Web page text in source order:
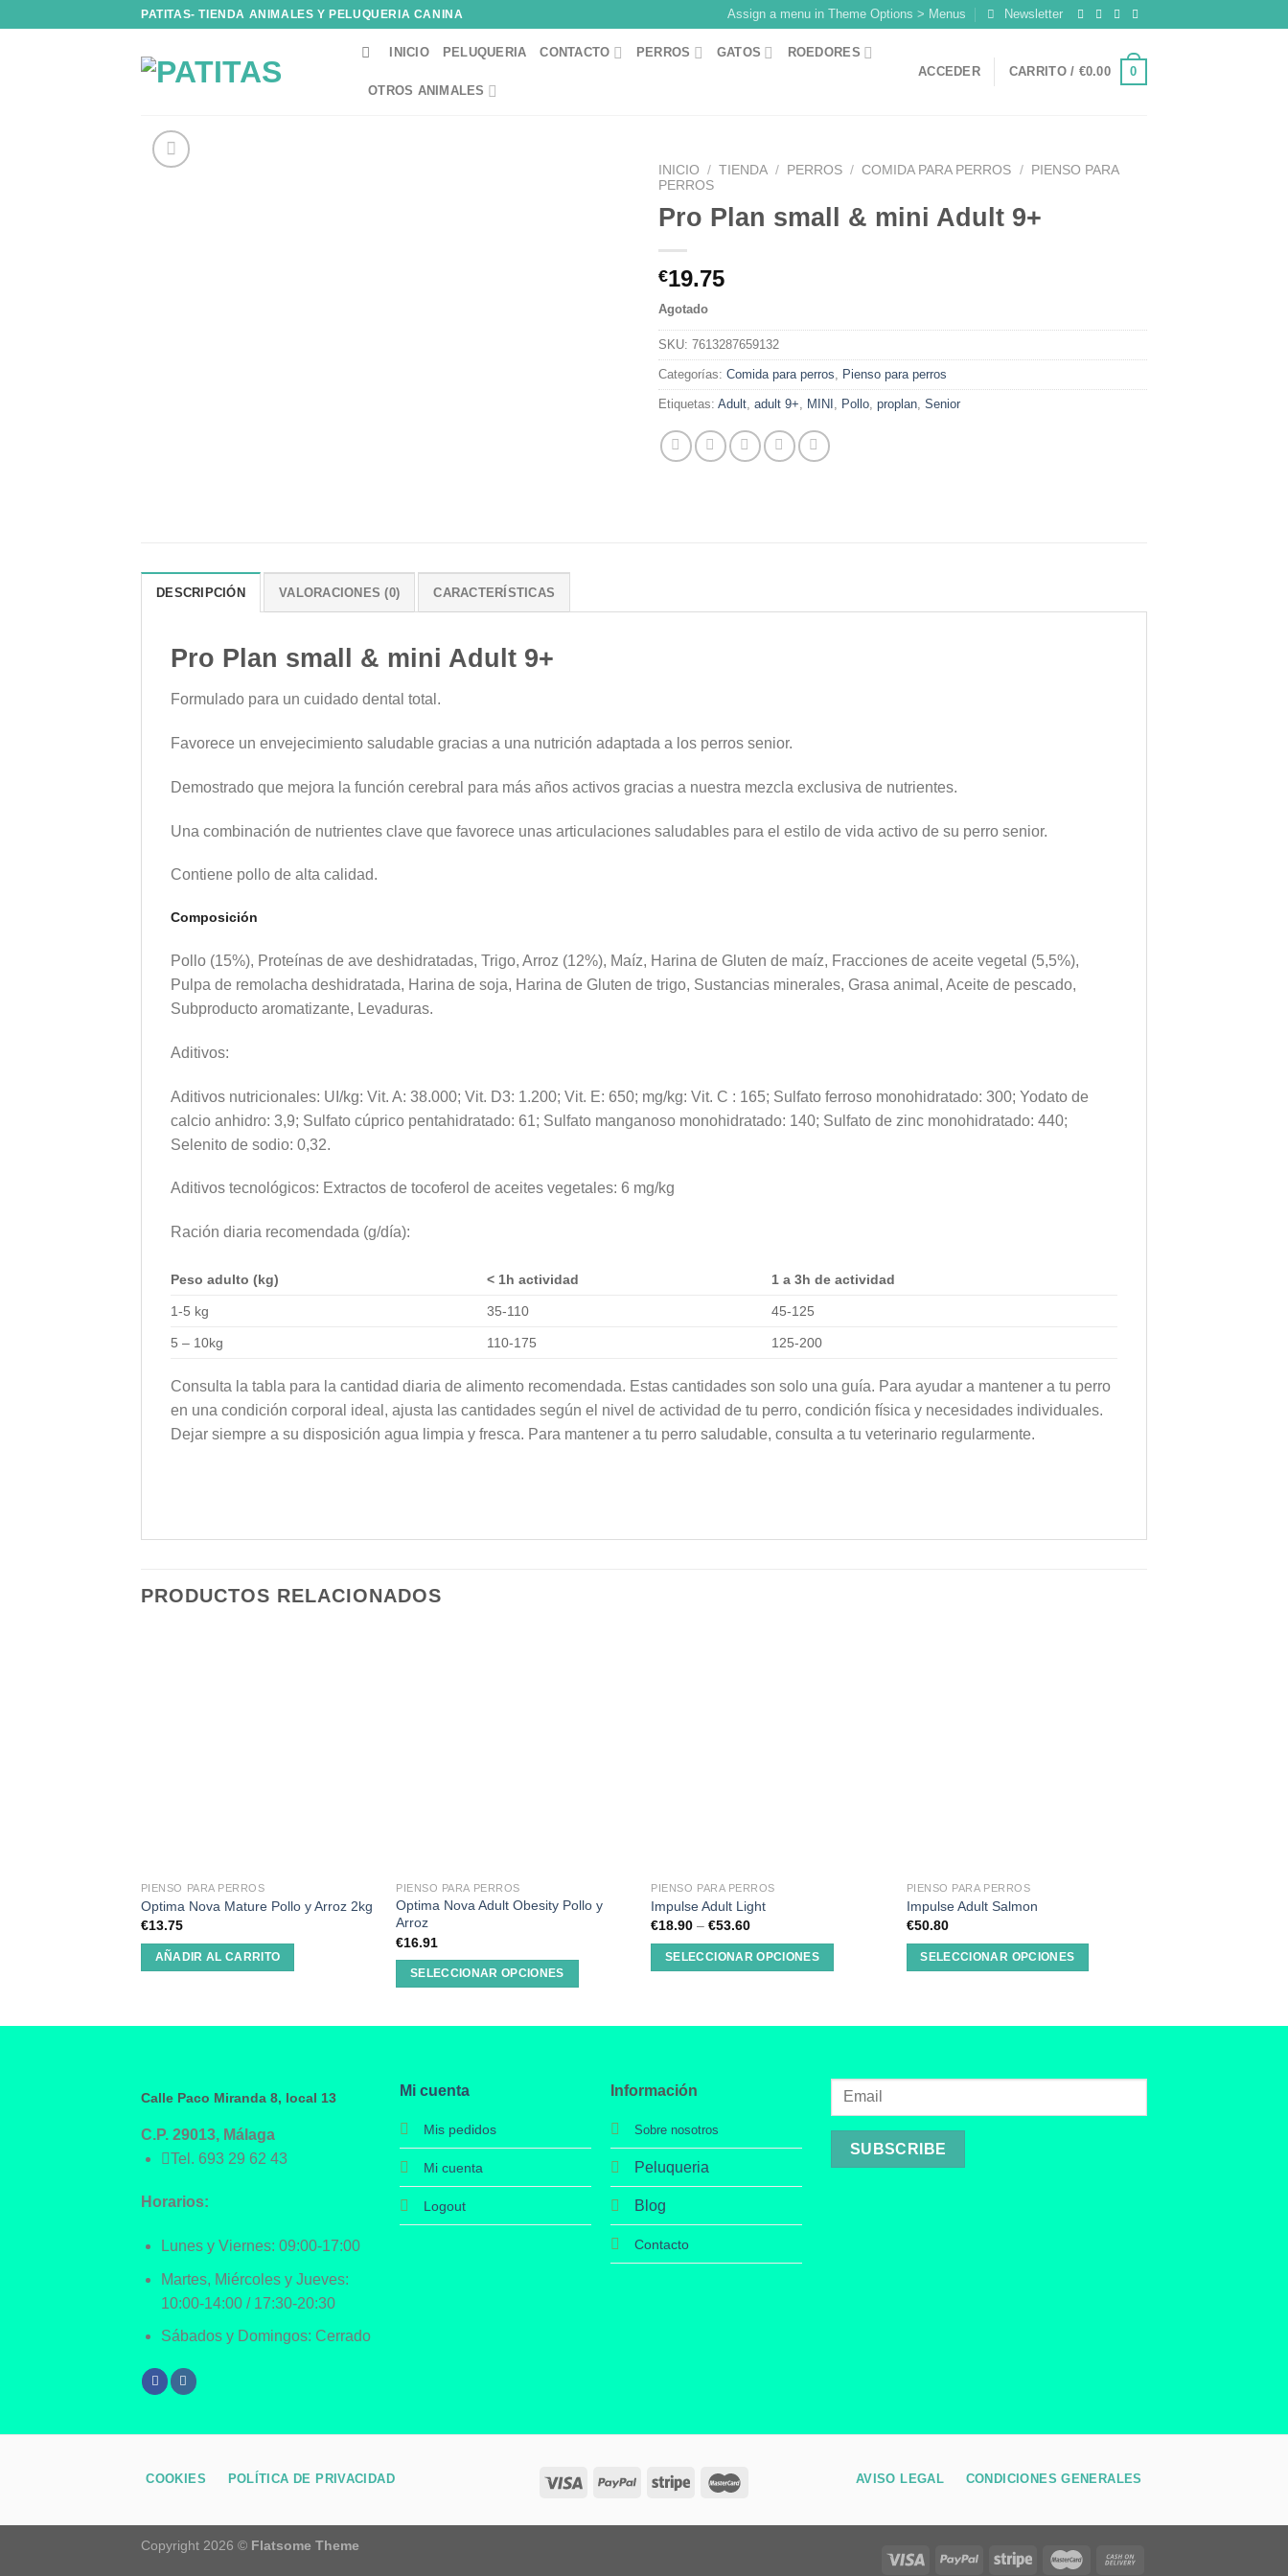
PATITAS- TIENDA ANIMALES Y PELUQUERIA CANINA Assign a menu in Theme Options > Menus Newsletter
INICIO PELUQUERIA CONTACTO PERROS GATOS ROEDORES
OTROS ANIMALES
ACCEDER CARRITO / €0.00 0
INICIO / TIENDA / PERROS / COMIDA PARA PERROS /
PIENSO PARA
PERROS
Pro Plan small & mini Adult 9+
€19.75
Agotado
SKU: 7613287659132
Categorías: Comida para perros Pienso para perros
Etiquetas: Adult adult 9+ MINI Pollo proplan Senior
DESCRIPCIÓN VALORACIONES (0) CARACTERÍSTICAS
Pro Plan small & mini Adult 9+
Formulado para un cuidado dental total.
Favorece un envejecimiento saludable gracias a una nutrición adaptada a los perros senior.
Demostrado que mejora la función cerebral para más años activos gracias a nuestra mezcla exclusiva de nutrientes.
Una combinación de nutrientes clave que favorece unas articulaciones saludables para el estilo de vida activo de su perro senior.
Contiene pollo de alta calidad.
Composición
Pollo (15%), Proteínas de ave deshidratadas, Trigo, Arroz (12%), Maíz, Harina de Gluten de maíz, Fracciones de aceite vegetal (5,5%),
Pulpa de remolacha deshidratada, Harina de soja, Harina de Gluten de trigo, Sustancias minerales, Grasa animal, Aceite de pescado,
Subproducto aromatizante, Levaduras.
Aditivos:
Aditivos nutricionales: UI/kg: Vit. A: 38.000; Vit. D3: 1.200; Vit. E: 650; mg/kg: Vit. C : 165; Sulfato ferroso monohidratado: 300; Yodato de
calcio anhidro: 3,9; Sulfato cúprico pentahidratado: 61; Sulfato manganoso monohidratado: 140; Sulfato de zinc monohidratado: 440;
Selenito de sodio: 0,32.
Aditivos tecnológicos: Extractos de tocoferol de aceites vegetales: 6 mg/kg
Ración diaria recomendada (g/día):
Peso adulto (kg) < 1h actividad 1 a 3h de actividad
1-5 kg 35-110 45-125
5 – 10kg 110-175 125-200
Consulta la tabla para la cantidad diaria de alimento recomendada. Estas cantidades son solo una guía. Para ayudar a mantener a tu perro
en una condición corporal ideal, ajusta las cantidades según el nivel de actividad de tu perro, condición física y necesidades individuales.
Dejar siempre a su disposición agua limpia y fresca. Para mantener a tu perro saludable, consulta a tu veterinario regularmente.
PRODUCTOS RELACIONADOS
PIENSO PARA PERROS
Optima Nova Mature Pollo y Arroz 2kg
€13.75
AÑADIR AL CARRITO
PIENSO PARA PERROS
Optima Nova Adult Obesity Pollo y
Arroz
€16.91
SELECCIONAR OPCIONES
PIENSO PARA PERROS
Impulse Adult Light
€18.90 –€53.60
SELECCIONAR OPCIONES
PIENSO PARA PERROS
Impulse Adult Salmon
€50.80
SELECCIONAR OPCIONES
Calle Paco Miranda 8, local 13
C.P. 29013, Málaga
Tel. 693 29 62 43
Horarios:
Lunes y Viernes: 09:00-17:00
Martes, Miércoles y Jueves:
10:00-14:00 / 17:30-20:30
Sábados y Domingos: Cerrado
Mi cuenta
Mis pedidos
Mi cuenta
Logout
Información
Sobre nosotros
Peluqueria
Blog
Contacto
COOKIES POLÍTICA DE PRIVACIDAD AVISO LEGAL CONDICIONES GENERALES
Copyright 2026 © Flatsome Theme